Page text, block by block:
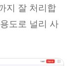
지 잘 처리합
도로 널리 사